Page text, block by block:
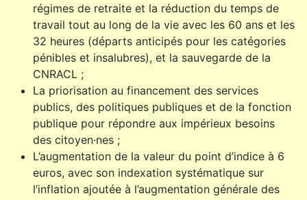
régimes de retraite et la réduction du temps de
travail tout au long de la vie avec les 60 ans et les
32 heures (départs anticipés pour les catégories
pénibles et insalubres), et la sauvegarde de la
CNRACL ;
La priorisation au financement des services
publics, des politiques publiques et de la fonction
publique pour répondre aux impérieux besoins
des citoyen·nes ;
L’augmentation de la valeur du point d’indice à 6
euros, avec son indexation systématique sur
l’inflation ajoutée à l’augmentation générale des